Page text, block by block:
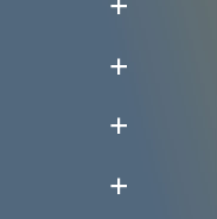
ィ